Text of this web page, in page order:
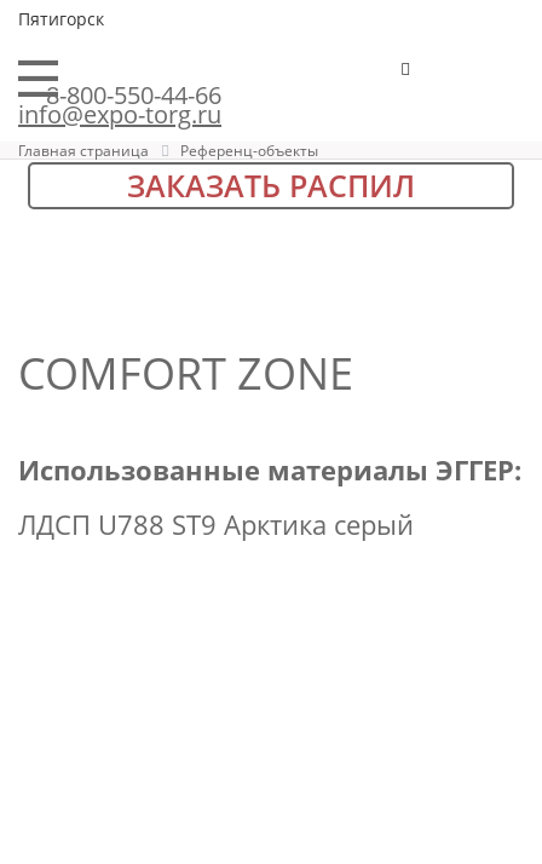
Пятигорск
8-800-550-44-66
info@expo-torg.ru
Главная страница Референц-объекты
ЗАКАЗАТЬ РАСПИЛ
COMFORT ZONE
Использованные материалы ЭГГЕР:
ЛДСП U788 ST9 Арктика серый